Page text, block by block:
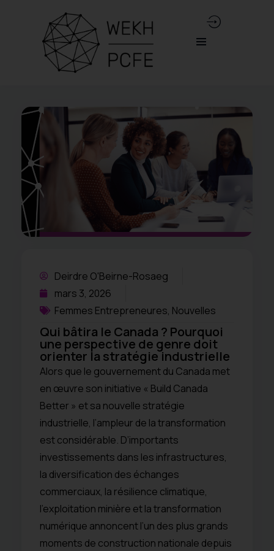
Deirdre O'Beirne-Rosaeg
mars 3, 2026
Femmes Entrepreneures, Nouvelles
Qui bâtira le Canada ? Pourquoi
une perspective de genre doit
orienter la stratégie industrielle
Alors que le gouvernement du Canada met
en œuvre son initiative « Build Canada
Better » et sa nouvelle stratégie
industrielle, l’ampleur de la transformation
est considérable. D’importants
investissements dans les infrastructures,
la diversification des échanges
commerciaux, la résilience climatique,
l’exploitation minière et la transformation
numérique annoncent l’un des plus grands
moments de construction nationale depuis